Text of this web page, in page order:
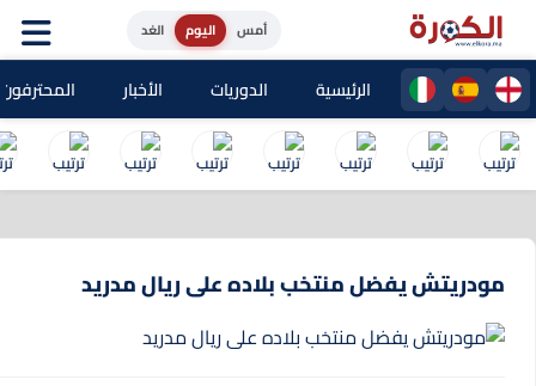
اليوم الغد
الرئيسية الدوريات الأخبار المحترفون
مودريتش يفضل منتخب بلاده على ريال مدريد